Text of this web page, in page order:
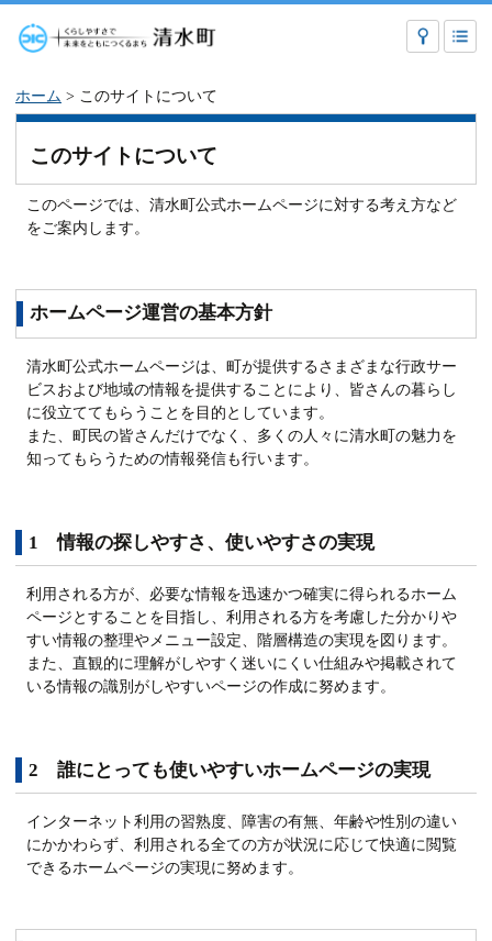
ホーム > このサイトについて
このサイトについて
このページでは、清水町公式ホームページに対する考え方など
をご案内します。
ホームページ運営の基本方針
清水町公式ホームページは、町が提供するさまざまな行政サー
ビスおよび地域の情報を提供することにより、皆さんの暮らし
に役立ててもらうことを目的としています。
また、町民の皆さんだけでなく、多くの人々に清水町の魅力を
知ってもらうための情報発信も行います。
1 情報の探しやすさ、使いやすさの実現
利用される方が、必要な情報を迅速かつ確実に得られるホーム
ページとすることを目指し、利用される方を考慮した分かりや
すい情報の整理やメニュー設定、階層構造の実現を図ります。
また、直観的に理解がしやすく迷いにくい仕組みや掲載されて
いる情報の識別がしやすいページの作成に努めます。
2 誰にとっても使いやすいホームページの実現
インターネット利用の習熟度、障害の有無、年齢や性別の違い
にかかわらず、利用される全ての方が状況に応じて快適に閲覧
できるホームページの実現に努めます。